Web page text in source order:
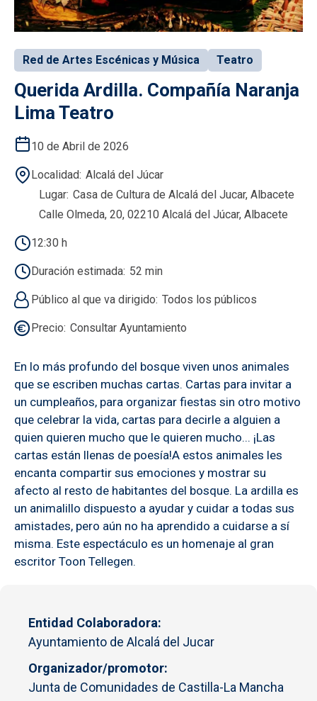
Red de Artes Escénicas y Música Teatro
Querida Ardilla. Compañía Naranja
Lima Teatro
10 de Abril de 2026
Localidad Alcalá del Júcar
Lugar Casa de Cultura de Alcalá del Jucar, Albacete
Calle Olmeda, 20, 02210 Alcalá del Júcar, Albacete
12:30 h
Duración estimada 52 min
Público al que va dirigido Todos los públicos
Precio Consultar Ayuntamiento
En lo más profundo del bosque viven unos animales
que se escriben muchas cartas. Cartas para invitar a
un cumpleaños, para organizar fiestas sin otro motivo
que celebrar la vida, cartas para decirle a alguien a
quien quieren mucho que le quieren mucho... ¡Las
cartas están llenas de poesía!A estos animales les
encanta compartir sus emociones y mostrar su
afecto al resto de habitantes del bosque. La ardilla es
un animalillo dispuesto a ayudar y cuidar a todas sus
amistades, pero aún no ha aprendido a cuidarse a sí
misma. Este espectáculo es un homenaje al gran
escritor Toon Tellegen.
Entidad Colaboradora
Ayuntamiento de Alcalá del Jucar
Organizador/promotor
Junta de Comunidades de Castilla-La Mancha